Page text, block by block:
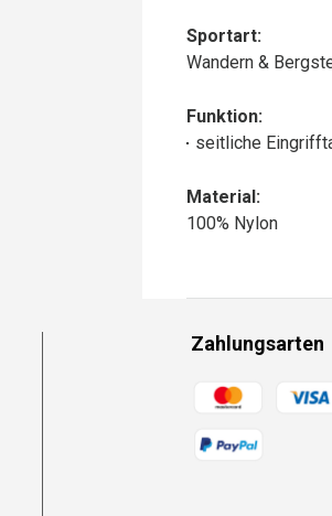
Sportart:
Wandern &
Funktion:
seitliche
Material:
100% Nylon
Zahlungsarten
Zahlungsmethoden